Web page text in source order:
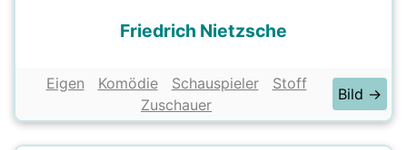
Friedrich Nietzsche
Eigen Komödie Schauspieler
Stoff
Zuschauer
Bild →